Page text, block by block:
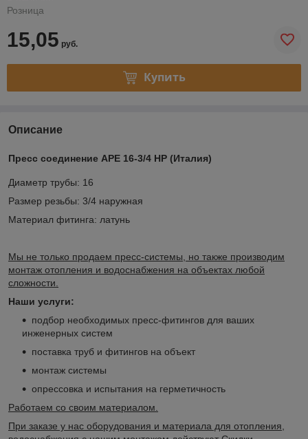
Розница
15,05 руб.
Купить
Описание
Пресс соединение APE 16-3/4 НР (Италия)
Диаметр трубы: 16
Размер резьбы: 3/4 наружная
Материал фитинга: латунь
Мы не только продаем пресс-системы, но также производим
монтаж отопления и водоснабжения на объектах любой
сложности.
Наши услуги:
подбор необходимых пресс-фитингов для ваших
инженерных систем
поставка труб и фитингов на объект
монтаж системы
опрессовка и испытания на герметичность
Работаем со своим материалом.
При заказе у нас оборудования и материала для отопления,